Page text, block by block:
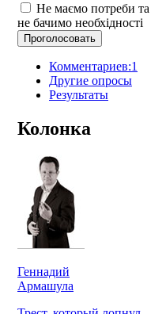
Не маємо потреби та
не бачимо необхідності
Комментариев:1
Другие опросы
Результаты
Колонка
Геннадий
Армашула